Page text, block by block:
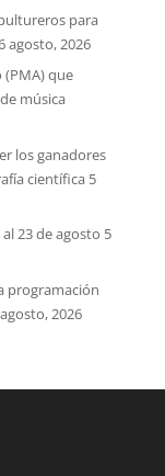
para
agosto, 2026
que
música
los ganadores
científica 5
23 de agosto 5
programación
2026